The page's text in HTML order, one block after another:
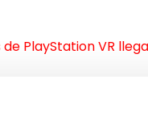
de PlayStation VR